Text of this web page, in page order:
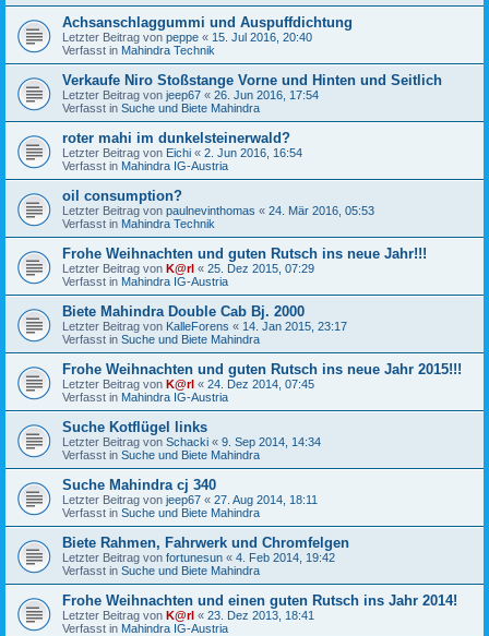
Achsanschlaggummi und Auspuffdichtung
Letzter Beitrag von peppe « 15. Jul 2016, 20:40
Verfasst in Mahindra Technik
Verkaufe Niro Stoßstange Vorne und Hinten und Seitlich
Letzter Beitrag von jeep67 « 26. Jun 2016, 17:54
Verfasst in Suche und Biete Mahindra
roter mahi im dunkelsteinerwald?
Letzter Beitrag von Eichi « 2. Jun 2016, 16:54
Verfasst in Mahindra IG-Austria
oil consumption?
Letzter Beitrag von paulnevinthomas « 24. Mär 2016, 05:53
Verfasst in Mahindra Technik
Frohe Weihnachten und guten Rutsch ins neue Jahr!!!
Letzter Beitrag von K@rl « 25. Dez 2015, 07:29
Verfasst in Mahindra IG-Austria
Biete Mahindra Double Cab Bj. 2000
Letzter Beitrag von KalleForens « 14. Jan 2015, 23:17
Verfasst in Suche und Biete Mahindra
Frohe Weihnachten und guten Rutsch ins neue Jahr 2015!!!
Letzter Beitrag von K@rl « 24. Dez 2014, 07:45
Verfasst in Mahindra IG-Austria
Suche Kotflügel links
Letzter Beitrag von Schacki « 9. Sep 2014, 14:34
Verfasst in Suche und Biete Mahindra
Suche Mahindra cj 340
Letzter Beitrag von jeep67 « 27. Aug 2014, 18:11
Verfasst in Suche und Biete Mahindra
Biete Rahmen, Fahrwerk und Chromfelgen
Letzter Beitrag von fortunesun « 4. Feb 2014, 19:42
Verfasst in Suche und Biete Mahindra
Frohe Weihnachten und einen guten Rutsch ins Jahr 2014!
Letzter Beitrag von K@rl « 23. Dez 2013, 18:41
Verfasst in Mahindra IG-Austria